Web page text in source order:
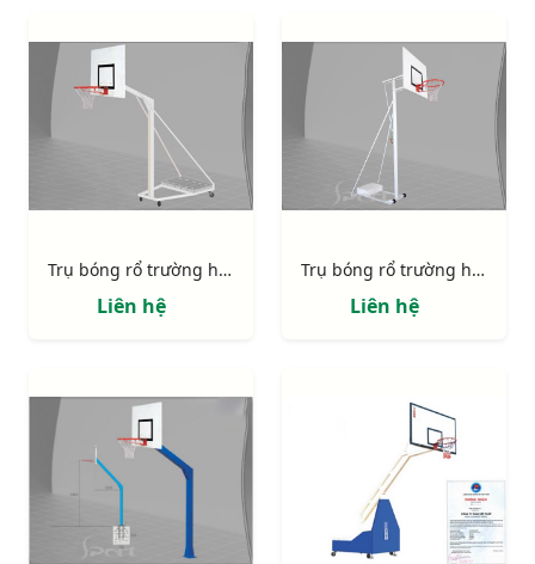
Trụ bóng rổ trường học 801829
Liên hệ
Trụ bóng rổ trường học 801827
Liên hệ